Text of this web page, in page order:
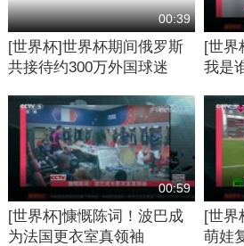
00:39
[世界杯]世界杯期间俄罗斯
共接待约300万外国球迷
[世界
我是
00:59
[世界杯]慷慨陈词！波巴成
为法国更衣室真领袖
[世界
萌娃